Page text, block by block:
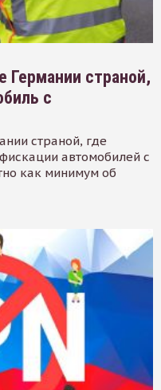
Германии страной,
с
страной, где
автомобилей с
как минимум об